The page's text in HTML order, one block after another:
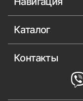
Каталог
Контакты